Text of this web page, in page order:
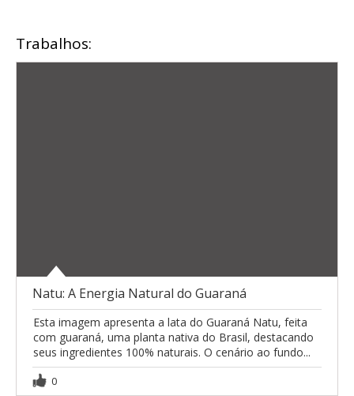
Trabalhos:
Natu: A Energia Natural do Guaraná
Esta imagem apresenta a lata do Guaraná Natu, feita
com guaraná, uma planta nativa do Brasil, destacando
seus ingredientes 100% naturais. O cenário ao fundo...
0